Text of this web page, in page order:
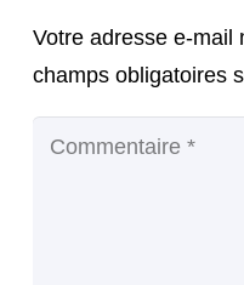
Votre adresse e-mail
champs obligatoires